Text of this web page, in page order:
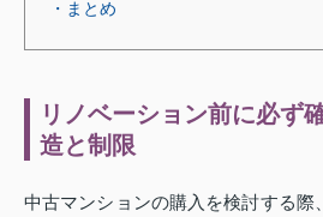
・まとめ
リノベーション前に必ず
造と制限
中古マンションの購入を検討する際